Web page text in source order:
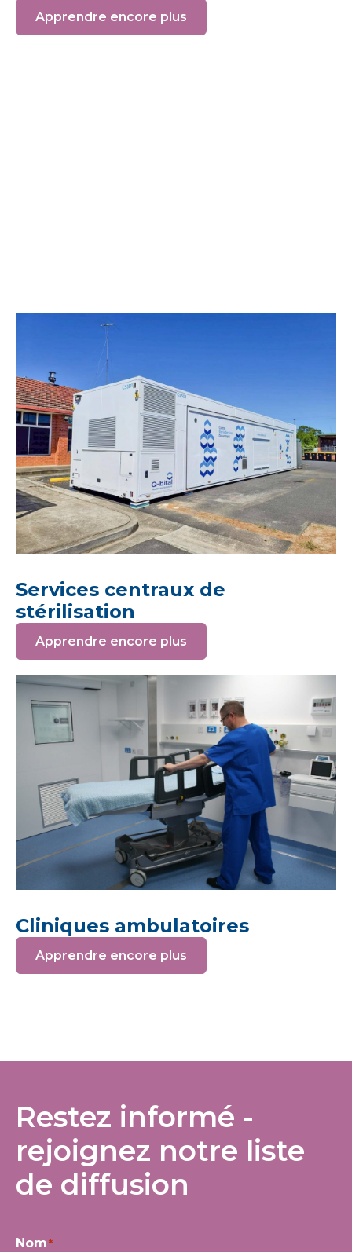
Apprendre encore plus
Services centraux de
stérilisation
Apprendre encore plus
Cliniques ambulatoires
Apprendre encore plus
Restez informé -
rejoignez notre liste
de diffusion
Nom*